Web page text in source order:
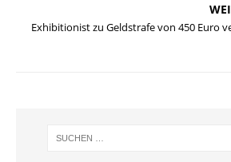
Exhibitionist zu Geldstrafe von 450 Euro